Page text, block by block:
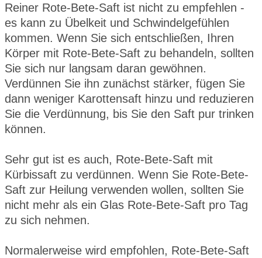
Reiner Rote-Bete-Saft ist nicht zu empfehlen -
es kann zu Übelkeit und Schwindelgefühlen
kommen. Wenn Sie sich entschließen, Ihren
Körper mit Rote-Bete-Saft zu behandeln, sollten
Sie sich nur langsam daran gewöhnen.
Verdünnen Sie ihn zunächst stärker, fügen Sie
dann weniger Karottensaft hinzu und reduzieren
Sie die Verdünnung, bis Sie den Saft pur trinken
können.
Sehr gut ist es auch, Rote-Bete-Saft mit
Kürbissaft zu verdünnen. Wenn Sie Rote-Bete-
Saft zur Heilung verwenden wollen, sollten Sie
nicht mehr als ein Glas Rote-Bete-Saft pro Tag
zu sich nehmen.
Normalerweise wird empfohlen, Rote-Bete-Saft